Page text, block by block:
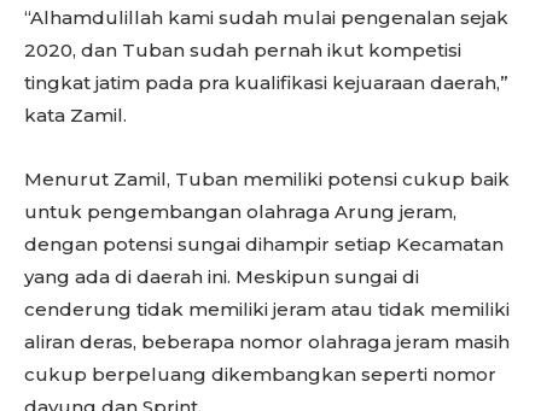
“Alhamdulillah kami sudah mulai pengenalan sejak
2020, dan Tuban sudah pernah ikut kompetisi
tingkat jatim pada pra kualifikasi kejuaraan daerah,”
kata Zamil.
Menurut Zamil, Tuban memiliki potensi cukup baik
untuk pengembangan olahraga Arung jeram,
dengan potensi sungai dihampir setiap Kecamatan
yang ada di daerah ini. Meskipun sungai di
cenderung tidak memiliki jeram atau tidak memiliki
aliran deras, beberapa nomor olahraga jeram masih
cukup berpeluang dikembangkan seperti nomor